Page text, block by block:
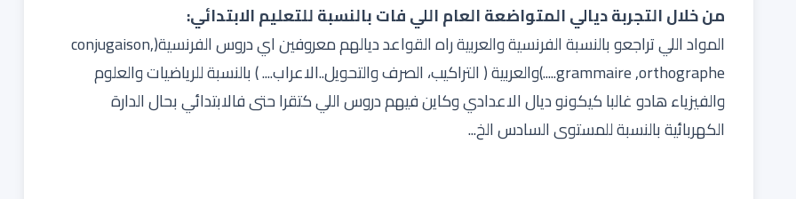
من خلال التجربة ديالي المتواضعة العام اللي فات بالنسبة للتعليم الابتدائي:
المواد اللي تراجعو بالنسبة الفرنسية والعربية راه القواعد ديالهم معروفين اي دروس الفرنسية(conjugaison,
grammaire ,orthographe.....)والعربية ( التراكيب، الصرف والتحويل..الاعراب.... ) بالنسبة للرياضيات والعلوم
والفيزياء هادو غالبا كيكونو ديال الاعدادي وكاين فيهم دروس اللي كتقرا حتى فالابتدائي بحال الدارة
الكهربائية بالنسبة للمستوى السادس الخ...